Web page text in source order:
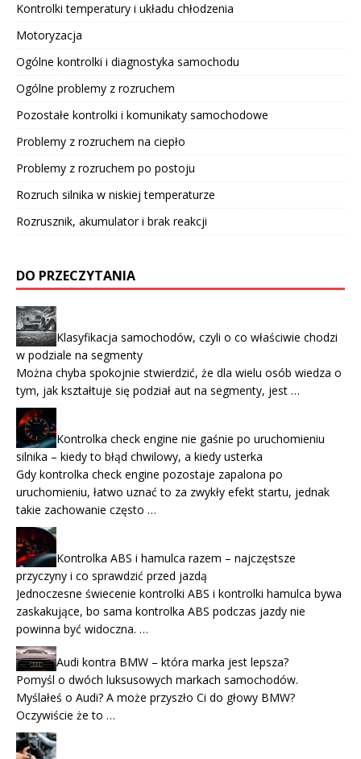
Kontrolki temperatury i układu chłodzenia
Motoryzacja
Ogólne kontrolki i diagnostyka samochodu
Ogólne problemy z rozruchem
Pozostałe kontrolki i komunikaty samochodowe
Problemy z rozruchem na ciepło
Problemy z rozruchem po postoju
Rozruch silnika w niskiej temperaturze
Rozrusznik, akumulator i brak reakcji
DO PRZECZYTANIA
Klasyfikacja samochodów, czyli o co właściwie chodzi
w podziale na segmenty
Można chyba spokojnie stwierdzić, że dla wielu osób wiedza o
tym, jak kształtuje się podział aut na segmenty, jest …
Kontrolka check engine nie gaśnie po uruchomieniu
silnika – kiedy to błąd chwilowy, a kiedy usterka
Gdy kontrolka check engine pozostaje zapalona po
uruchomieniu, łatwo uznać to za zwykły efekt startu, jednak
takie zachowanie często …
Kontrolka ABS i hamulca razem – najczęstsze
przyczyny i co sprawdzić przed jazdą
Jednoczesne świecenie kontrolki ABS i kontrolki hamulca bywa
zaskakujące, bo sama kontrolka ABS podczas jazdy nie
powinna być widoczna. …
Audi kontra BMW – która marka jest lepsza?
Pomyśl o dwóch luksusowych markach samochodów.
Myślałeś o Audi? A może przyszło Ci do głowy BMW?
Oczywiście że to …